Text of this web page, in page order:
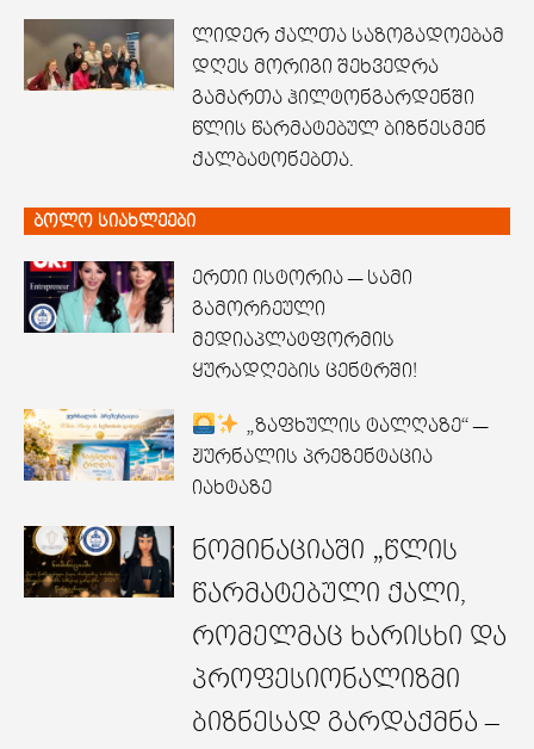
ლიდერ ქალთა საზოგადოებამ
დღეს მორიგი შეხვედრა
გამართა ჰილტონგარდენში
წლის წარმატებულ ბიზნესმენ
ქალბატონებთა.
ბოლო სიახლეები
ერთი ისტორია — სამი
გამორჩეული
მედიაპლატფორმის
ყურადღების ცენტრში!
„ზაფხულის ტალღაზე“ —
ჟურნალის პრეზენტაცია
იახტაზე
ნომინაციაში „წლის
წარმატებული ქალი,
რომელმაც ხარისხი და
პროფესიონალიზმი
ბიზნესად გარდაქმნა –